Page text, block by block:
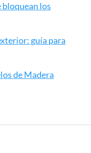
los
guía para
de Madera